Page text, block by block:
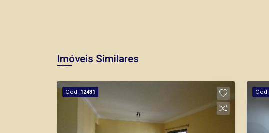
Imóveis Similares
Cód. 12431 Cód.